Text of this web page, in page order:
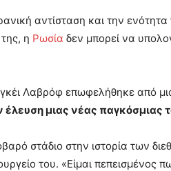
αντίσταση και την
η Ρωσία δεν μπορεί να
Λαβρόφ επωφελήθηκε από
έλευση μιας νέας παγκόσμιας
στάδιο στην ιστορία των
του. «Είμαι πεπεισμένος